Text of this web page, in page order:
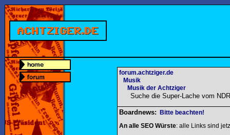
forum.achtziger.de
Musik
Musik der Achtziger
Suche die Super-Lache vom
Boardnews:
Bitte beachten!
An alle SEO Würste: alle Links sind